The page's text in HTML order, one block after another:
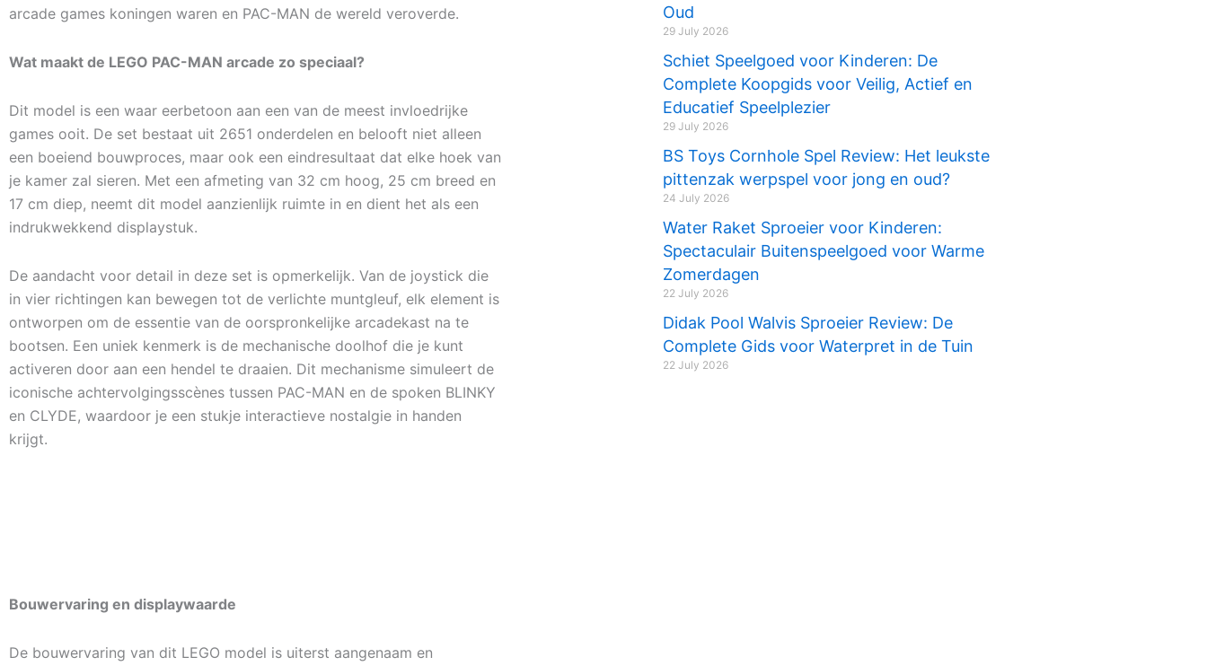
arcade games koningen waren en PAC-MAN de wereld veroverde.
Wat maakt de LEGO PAC-MAN arcade zo speciaal?
Dit model is een waar eerbetoon aan een van de meest invloedrijke
games ooit. De set bestaat uit 2651 onderdelen en belooft niet alleen
een boeiend bouwproces, maar ook een eindresultaat dat elke hoek van
je kamer zal sieren. Met een afmeting van 32 cm hoog, 25 cm breed en
17 cm diep, neemt dit model aanzienlijk ruimte in en dient het als een
indrukwekkend displaystuk.
De aandacht voor detail in deze set is opmerkelijk. Van de joystick die
in vier richtingen kan bewegen tot de verlichte muntgleuf, elk element is
ontworpen om de essentie van de oorspronkelijke arcadekast na te
bootsen. Een uniek kenmerk is de mechanische doolhof die je kunt
activeren door aan een hendel te draaien. Dit mechanisme simuleert de
iconische achtervolgingsscènes tussen PAC-MAN en de spoken BLINKY
en CLYDE, waardoor je een stukje interactieve nostalgie in handen
krijgt.
Bouwervaring en displaywaarde
De bouwervaring van dit LEGO model is uiterst aangenaam en
Oud
29 July 2026
Schiet Speelgoed voor Kinderen: De
Complete Koopgids voor Veilig, Actief en
Educatief Speelplezier
29 July 2026
BS Toys Cornhole Spel Review: Het leukste
pittenzak werpspel voor jong en oud?
24 July 2026
Water Raket Sproeier voor Kinderen:
Spectaculair Buitenspeelgoed voor Warme
Zomerdagen
22 July 2026
Didak Pool Walvis Sproeier Review: De
Complete Gids voor Waterpret in de Tuin
22 July 2026